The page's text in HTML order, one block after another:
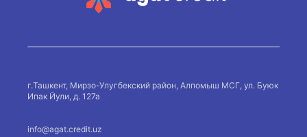
г.Ташкент, Мирзо-Улугбекский район, Алпомыш МСГ, ул. Буюк
Ипак Йули, д. 127а
info@agat.credit.uz